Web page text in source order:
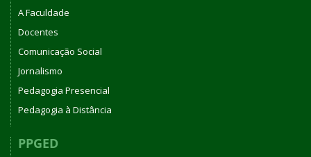
A Faculdade
Docentes
Comunicação Social
Jornalismo
Pedagogia Presencial
Pedagogia à Distância
PPGED